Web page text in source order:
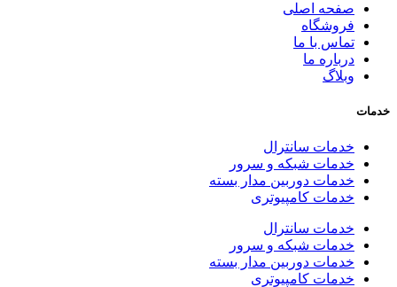
صفحه اصلی
فروشگاه
تماس با ما
درباره ما
وبلاگ
خدمات
خدمات سانترال
خدمات شبکه و سرور
خدمات دوربین مدار بسته
خدمات کامپیوتری
خدمات سانترال
خدمات شبکه و سرور
خدمات دوربین مدار بسته
خدمات کامپیوتری